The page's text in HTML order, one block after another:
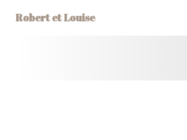
Robert et Louise